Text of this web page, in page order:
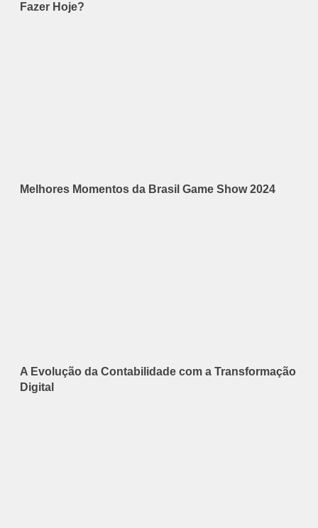
Fazer Hoje?
Melhores Momentos da Brasil Game Show 2024
A Evolução da Contabilidade com a Transformação
Digital